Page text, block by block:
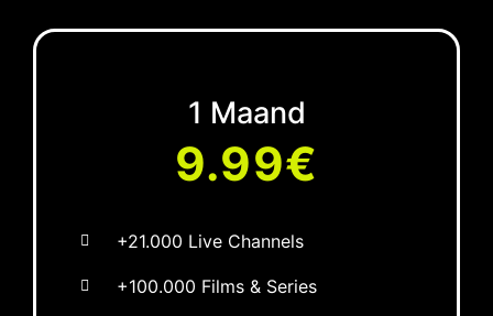
1 Maand
9.99€
+21.000 Live Channels
+100.000 Films & Series